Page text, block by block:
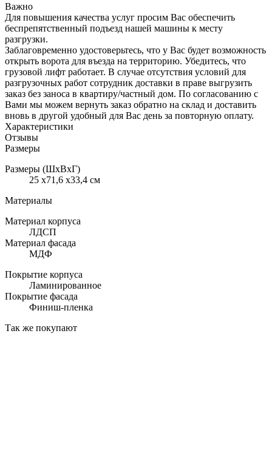
Важно
Для повышения качества услуг просим Вас обеспечить
беспрепятственный подъезд нашей машины к месту
разгрузки.
Заблаговременно удостоверьтесь, что у Вас будет возможность
открыть ворота для въезда на территорию. Убедитесь, что
грузовой лифт работает. В случае отсутствия условий для
разгрузочных работ сотрудник доставки в праве выгрузить
заказ без заноса в квартиру/частный дом. По согласованию с
Вами мы можем вернуть заказ обратно на склад и доставить
вновь в другой удобный для Вас день за повторную оплату.
Характеристики
Отзывы
Размеры
Размеры (ШхВхГ)
25 x71,6 x33,4 см
Материалы
Материал корпуса
ЛДСП
Материал фасада
МДФ
Покрытие корпуса
Ламинированное
Покрытие фасада
Финиш-пленка
Так же покупают